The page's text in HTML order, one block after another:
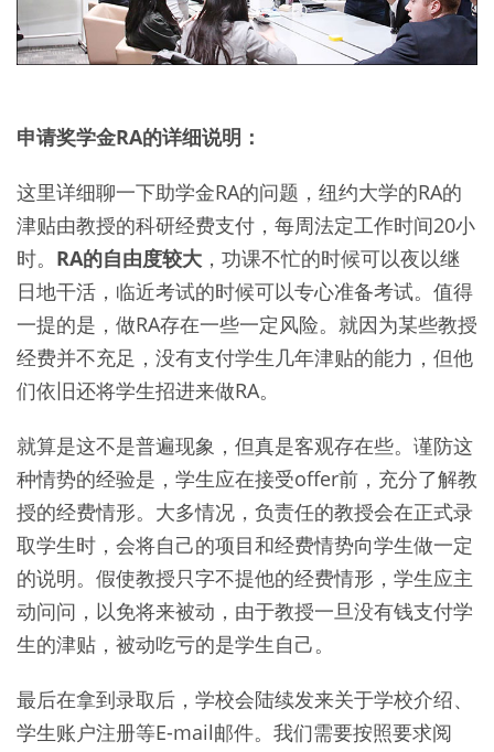
申请奖学金RA的详细说明：
这里详细聊一下助学金RA的问题，纽约大学的RA的
津贴由教授的科研经费支付，每周法定工作时间20小
时。 RA的自由度较大 ，功课不忙的时候可以夜以继
日地干活，临近考试的时候可以专心准备考试。值得
一提的是，做RA存在一些一定风险。就因为某些教授
经费并不充足，没有支付学生几年津贴的能力，但他
们依旧还将学生招进来做RA。
就算是这不是普遍现象，但真是客观存在些。谨防这
种情势的经验是，学生应在接受offer前，充分了解教
授的经费情形。大多情况，负责任的教授会在正式录
取学生时，会将自己的项目和经费情势向学生做一定
的说明。假使教授只字不提他的经费情形，学生应主
动问问，以免将来被动，由于教授一旦没有钱支付学
生的津贴，被动吃亏的是学生自己。
最后在拿到录取后，学校会陆续发来关于学校介绍、
学生账户注册等E-mail邮件。我们需要按照要求阅